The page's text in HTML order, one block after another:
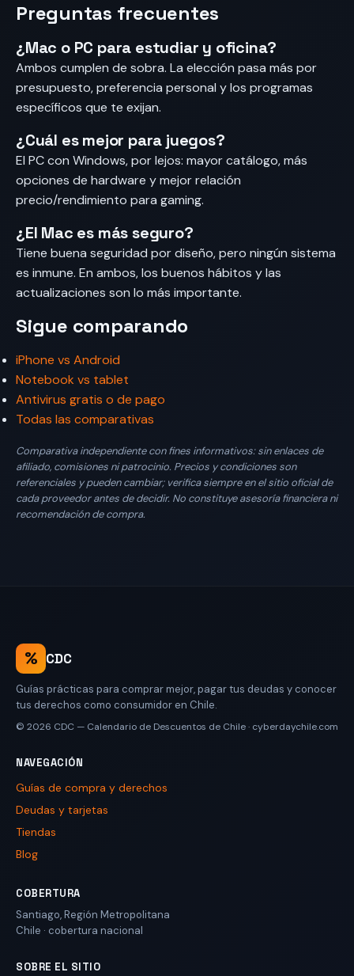
Preguntas frecuentes
¿Mac o PC para estudiar y oficina?
Ambos cumplen de sobra. La elección pasa más por
presupuesto, preferencia personal y los programas
específicos que te exijan.
¿Cuál es mejor para juegos?
El PC con Windows, por lejos: mayor catálogo, más
opciones de hardware y mejor relación
precio/rendimiento para gaming.
¿El Mac es más seguro?
Tiene buena seguridad por diseño, pero ningún sistema
es inmune. En ambos, los buenos hábitos y las
actualizaciones son lo más importante.
Sigue comparando
iPhone vs Android
Notebook vs tablet
Antivirus gratis o de pago
Todas las comparativas
Comparativa independiente con fines informativos: sin enlaces de
afiliado, comisiones ni patrocinio. Precios y condiciones son
referenciales y pueden cambiar; verifica siempre en el sitio oficial de
cada proveedor antes de decidir. No constituye asesoría financiera ni
recomendación de compra.
% CDC
Guías prácticas para comprar mejor, pagar tus deudas y conocer
tus derechos como consumidor en Chile.
© 2026 CDC — Calendario de Descuentos de Chile· cyberdaychile.com
NAVEGACIÓN
Guías de compra y derechos
Deudas y tarjetas
Tiendas
Blog
COBERTURA
Santiago,Región Metropolitana
Chile · cobertura nacional
SOBRE EL SITIO